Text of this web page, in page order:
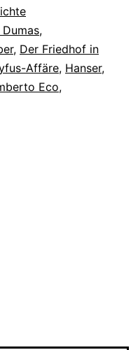
,
, Der Friedhof in
Affäre, Hanser,
Eco,